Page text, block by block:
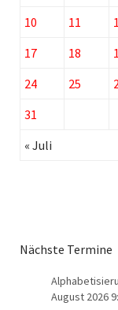
10
11
17
18
24
25
31
« Juli
Nächste Termine
August 2026